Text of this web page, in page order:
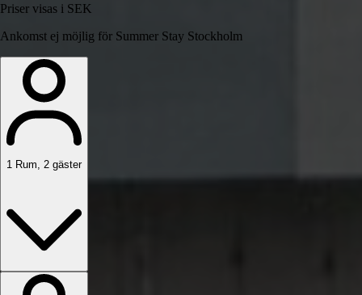
Priser visas i SEK
Ankomst ej möjlig för Summer Stay Stockholm
1 Rum 2 gäster